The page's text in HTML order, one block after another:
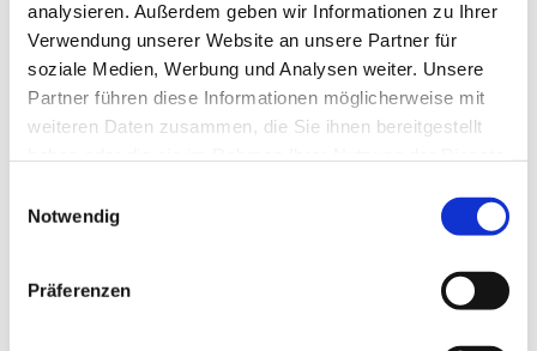
analysieren. Außerdem geben wir Informationen zu Ihrer
Verwendung unserer Website an unsere Partner für
soziale Medien, Werbung und Analysen weiter. Unsere
Partner führen diese Informationen möglicherweise mit
weiteren Daten zusammen, die Sie ihnen bereitgestellt
Notwendig
Präferenzen
Dies könnte Sie auch
interessieren